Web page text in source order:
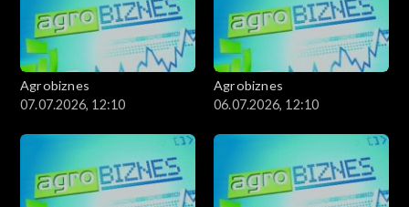
Agrobiznes
07.07.2026, 12:10
Agrobiznes
06.07.2026, 12:10